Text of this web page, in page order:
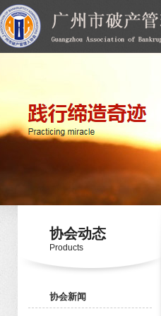
协会动态
Products
协会新闻